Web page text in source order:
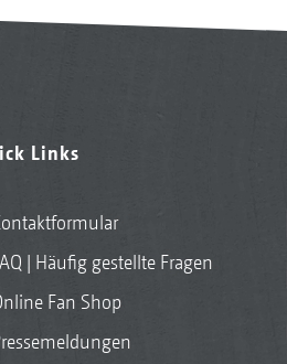
Links
| Häufig gestellte Fragen
Fan Shop